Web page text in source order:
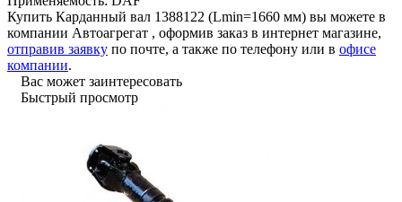
Купить Карданный вал 1388122 (Lmin=1660 мм) вы можете в
компании Автоагрегат , оформив заказ в интернет магазине,
отправив заявку по почте, а также по телефону или в офисе
компании.
Вас может заинтересовать
Быстрый просмотр